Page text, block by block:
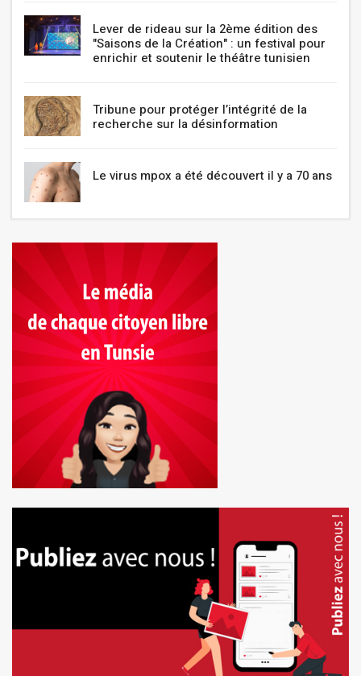
Lever de rideau sur la 2ème édition des
"Saisons de la Création" : un festival pour
enrichir et soutenir le théâtre tunisien
Tribune pour protéger l’intégrité de la
recherche sur la désinformation
Le virus mpox a été découvert il y a 70 ans